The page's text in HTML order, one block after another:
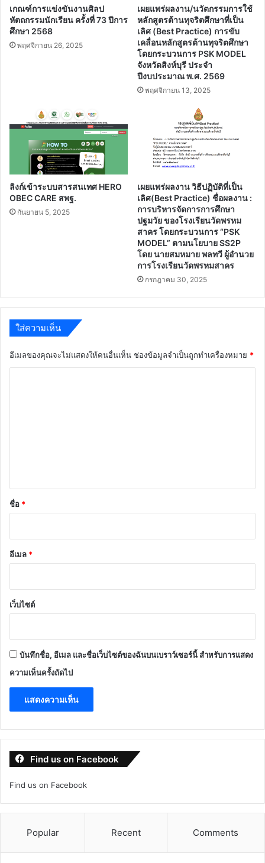
เกณฑ์การแข่งขันงานศิลป
หัตถกรรมนักเรียน ครั้งที่ 73 ปีการ
ศึกษา 2568
พฤศจิกายน 26, 2025
เผยแพร่ผลงาน/นวัตกรรมการใช้
หลักสูตรต้านทุจริตศึกษาที่เป็น
เลิศ (Best Practice) การขับ
เคลื่อนหลักสูตรต้านทุจริตศึกษา
โดยกระบวนการ PSK MODEL
จังหวัดสิงห์บุรี ประจํา
ปีงบประมาณ พ.ศ. 2569
พฤศจิกายน 13, 2025
ลิงก์เข้าระบบสารสนเทศ HERO
OBEC CARE สพฐ.
กันยายน 5, 2025
เผยแพร่ผลงาน วิธีปฏิบัติที่เป็น
เลิศ(Best Practice) ชื่อผลงาน :
การบริหารจัดการการศึกษา
ปฐมวัย ของโรงเรียนวัดพรหม
สาคร โดยกระบวนการ “PSK
MODEL” ตามนโยบาย SS2P
โดย นายสมหมาย พลทวี ผู้อำนวย
การโรงเรียนวัดพรหมสาคร
กรกฎาคม 30, 2025
ใส่ความเห็น
อีเมลของคุณจะไม่แสดงให้คนอื่นเห็น ช่องข้อมูลจำเป็นถูกทำเครื่องหมาย *
*
ชื่อ *
อีเมล *
เว็บไซต์
บันทึกชื่อ, อีเมล และชื่อเว็บไซต์ของฉันบนเบราว์เซอร์นี้ สำหรับการแสดง
ความเห็นครั้งถัดไป
Find us on Facebook
Find us on Facebook
Popular Recent Comments